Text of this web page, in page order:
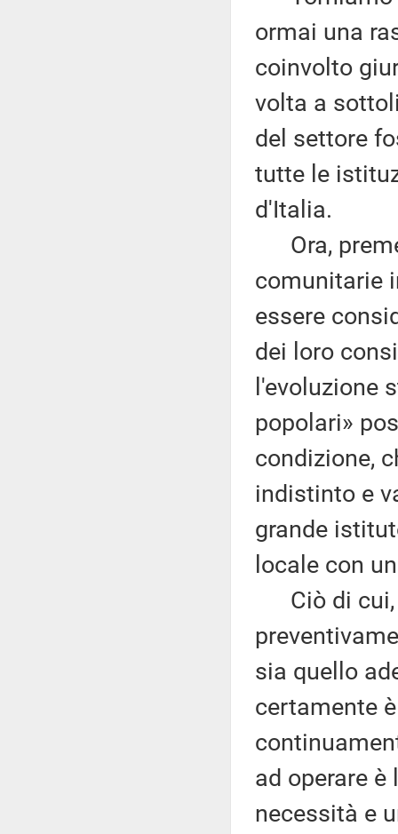
ormai una
coinvolto
volta a
del settore
tutte le
d'Italia.
Ora,
comunitarie
essere
dei loro
l'evoluzione
popolari»
condizione,
indistinto e
grande
locale con
Ciò di cui,
sia quello
certamente
ad operare
necessità e